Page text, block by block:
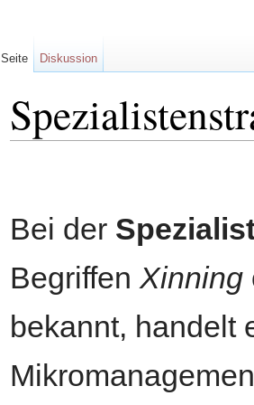
Bei der
Begriffen Xinning
bekannt, handelt
Seite Diskussion